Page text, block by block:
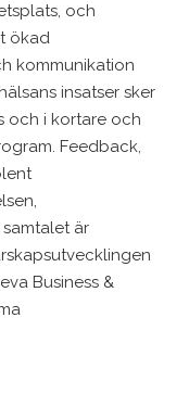
och
ökad
kommunikation
insatser sker
och i kortare och
Feedback,
är
Business &